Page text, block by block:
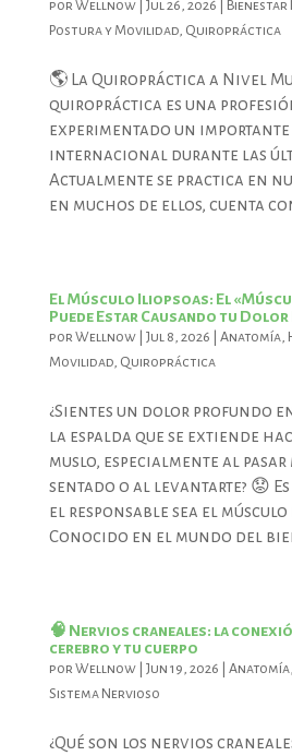
por Wellnow| Jul 26, 2026
Postura y Movilidad, Quiropráctica
🌎 La Quiropráctica a Nivel
quiropráctica es una
experimentado un
internacional durante las
Actualmente se practica en
en muchos de ellos, cuenta
El Músculo Iliopsoas: El
Puede Estar Causando tu Dolor
por Wellnow| Jul 8, 2026 Anatomía,
Movilidad, Quiropráctica
¿Sientes un dolor profundo
la espalda que se extiende
muslo, especialmente al pasar
sentado o al levantarte? 😟
el responsable sea el músculo
Conocido en el mundo del
🧠 Nervios craneales: la
cerebro y tu cuerpo
por Wellnow| Jun 19, 2026 Anatomía,
Sistema Nervioso
¿Qué son los nervios